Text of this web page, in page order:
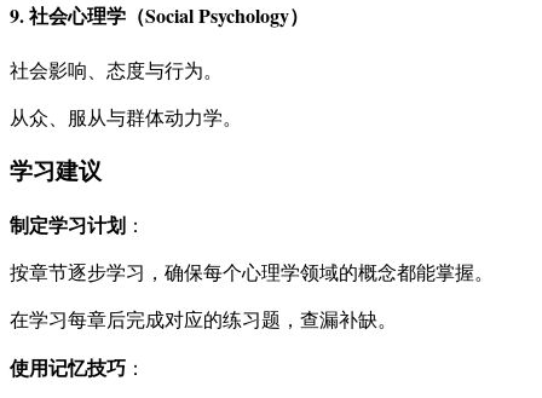
9. 社会心理学（Social Psychology）
社会影响、态度与行为。
从众、服从与群体动力学。
学习建议
制定学习计划 ：
按章节逐步学习，确保每个心理学领域的概念都能掌握。
在学习每章后完成对应的练习题，查漏补缺。
使用记忆技巧 ：